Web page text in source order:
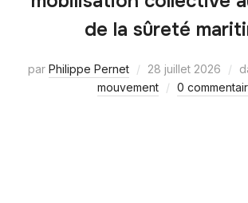
de la sûreté
par Philippe Pernet 28 juillet 2026
mouvement
0